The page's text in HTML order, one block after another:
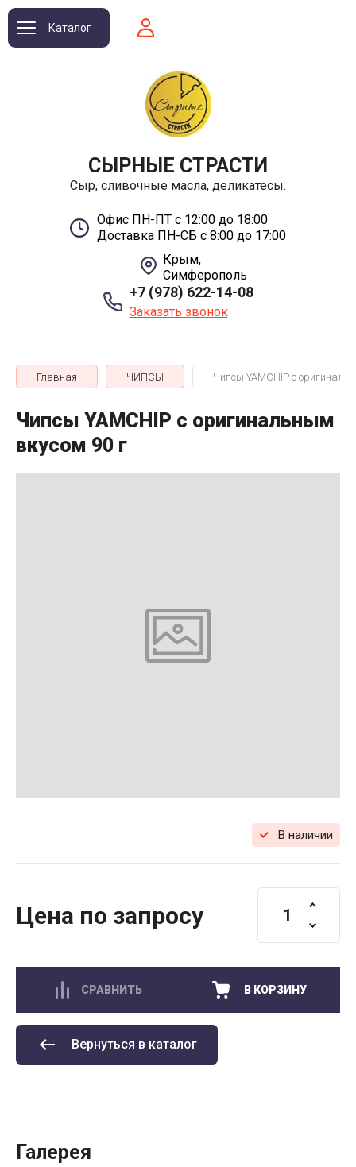
Каталог
СЫРНЫЕ СТРАСТИ
Сыр, сливочные масла, деликатесы.
Офис ПН-ПТ с 12:00 до 18:00
Доставка ПН-СБ с 8:00 до 17:00
Крым,
Симферополь
+7 (978) 622-14-08
Заказать звонок
Главная ЧИПСЫ Чипсы YAMCHIP с
Чипсы YAMCHIP с оригинальным
вкусом 90 г
В наличии
Цена по запросу
СРАВНИТЬ В КОРЗИНУ
Вернуться в каталог
Галерея